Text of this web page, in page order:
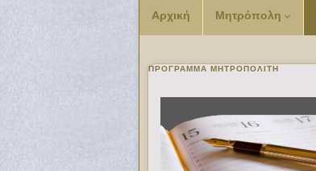
Αρχική Μητρόπολη
ΠΡΌΓΡΑΜΜΑ ΜΗΤΡΟΠΟΛΊΤΗ